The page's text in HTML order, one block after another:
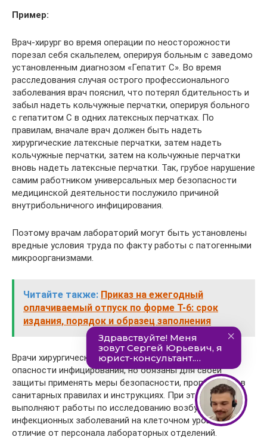
Пример:
Врач-хирург во время операции по неосторожности
порезал себя скальпелем, оперируя больным с заведомо
установленным диагнозом «Гепатит С». Во время
расследования случая острого профессионального
заболевания врач пояснил, что потерял бдительность и
забыл надеть кольчужные перчатки, оперируя больного
с гепатитом С в одних латексных перчатках. По
правилам, вначале врач должен быть надеть
хирургические латексные перчатки, затем надеть
кольчужные перчатки, затем на кольчужные перчатки
вновь надеть латексные перчатки. Так, грубое нарушение
самим работником универсальных мер безопасности
медицинской деятельности послужило причиной
внутрибольничного инфицирования.
Поэтому врачам лабораторий могут быть установлены
вредные условия труда по факту работы с патогенными
микроорганизмами.
Читайте также: Приказ на ежегодный
оплачиваемый отпуск по форме Т-6: срок
издания, порядок и образец заполнения
Врачи хирургического профиля также подвергаются
опасности инфицирования, но обязаны для своей
защиты применять меры безопасности, прописанные в
санитарных правилах и инструкциях. При этом они не
выполняют работы по исследованию возбудителя
инфекционных заболеваний на клеточном уровне, в
отличие от персонала лабораторных отделений.